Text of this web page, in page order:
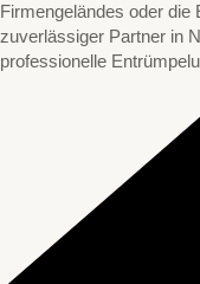
Firmengeländes oder die
zuverlässiger Partner in
professionelle